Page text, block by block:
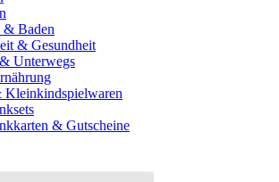
& Baden
& Gesundheit
Unterwegs
Kleinkindspielwaren
& Gutscheine